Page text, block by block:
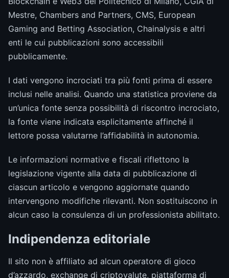
Mestre, Chambers and Partners, CMS, European
Gaming and Betting Association, Chainalysis e altri
enti le cui pubblicazioni sono accessibili
pubblicamente.
I dati vengono incrociati tra più fonti prima di essere
inclusi nelle analisi. Quando una statistica proviene da
un’unica fonte senza possibilità di riscontro incrociato,
la fonte viene indicata esplicitamente affinché il
lettore possa valutarne l’affidabilità in autonomia.
Le informazioni normative e fiscali riflettono la
legislazione vigente alla data di pubblicazione di
ciascun articolo e vengono aggiornate quando
intervengono modifiche rilevanti. Non sostituiscono in
alcun caso la consulenza di un professionista abilitato.
Indipendenza editoriale
Il sito non è affiliato ad alcun operatore di gioco
d’azzardo, exchange di criptovalute, piattaforma di